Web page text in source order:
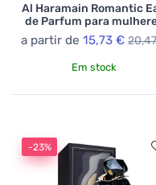
Al Haramain Romantic
de Parfum para
a partir de 15,73 €
Em stock
-23%